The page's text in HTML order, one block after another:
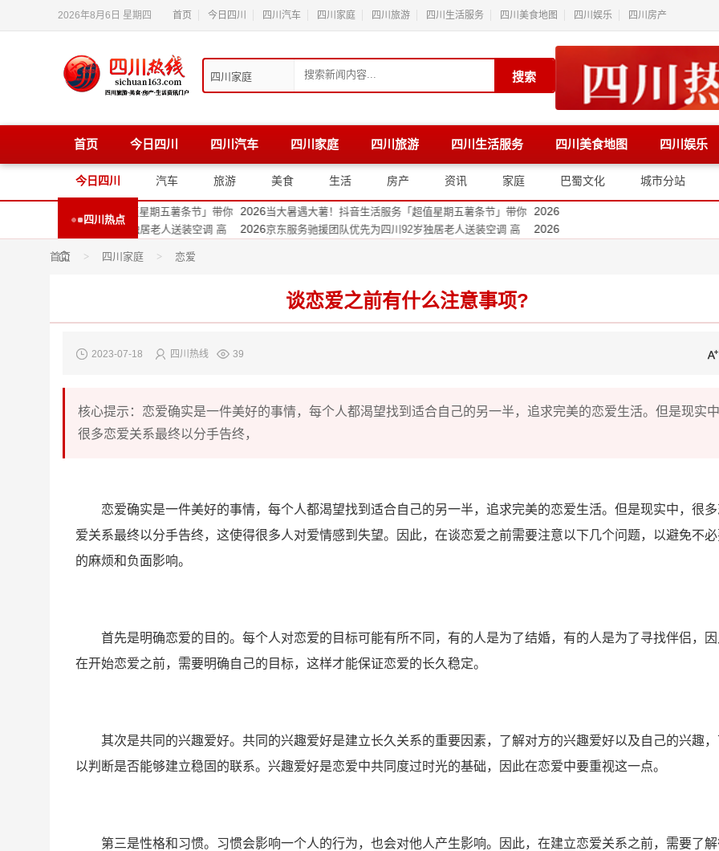
2026年8月6日 星期四 首页 今日四川 四川汽车 四川家庭 四川旅游 四川生活服务 四川美食地图 四川娱乐 四川房产
搜索
首页 今日四川 四川汽车 四川家庭 四川旅游 四川生活服务 四川美食地图 四川娱乐
今日四川 汽车 旅游 美食 生活 房产 资讯 家庭 巴蜀文化 城市分站
四川热点
2026
，甘孜打开数字产业新链接
2026
薯！抖音生活服务「超值星期五薯条节」带你
2026
援团队优先为四川92岁独居老人送装空调 高
7月25日来京东家电专卖店 “国补下乡”京东
2026
向“新”而行，甘孜打开数字产业新链接
2026
当大暑遇大薯！抖音生活服务「超值星期五薯条节」带你
2026
京东服务驰援团队优先为四川92岁独居老人送装空调 高
首页 > 四川家庭 > 恋爱
谈恋爱之前有什么注意事项?
2023-07-18 四川热线 39
核心提示：恋爱确实是一件美好的事情，每个人都渴望找到适合自己的另一半，追求完美的恋爱生活。但是现实
很多恋爱关系最终以分手告终，
恋爱确实是一件美好的事情，每个人都渴望找到适合自己的另一半，追求完美的恋爱生活。但是现实中，很
爱关系最终以分手告终，这使得很多人对爱情感到失望。因此，在谈恋爱之前需要注意以下几个问题，以避免不
的麻烦和负面影响。
首先是明确恋爱的目的。每个人对恋爱的目标可能有所不同，有的人是为了结婚，有的人是为了寻找伴侣，
在开始恋爱之前，需要明确自己的目标，这样才能保证恋爱的长久稳定。
其次是共同的兴趣爱好。共同的兴趣爱好是建立长久关系的重要因素，了解对方的兴趣爱好以及自己的兴趣
以判断是否能够建立稳固的联系。兴趣爱好是恋爱中共同度过时光的基础，因此在恋爱中要重视这一点。
第三是性格和习惯。习惯会影响一个人的行为，也会对他人产生影响。因此，在建立恋爱关系之前，需要了